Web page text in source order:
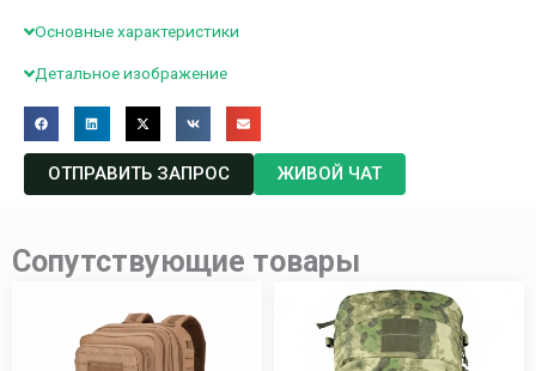
Основные характеристики
Детальное изображение
ОТПРАВИТЬ ЗАПРОС ЖИВОЙ ЧАТ
Сопутствующие товары